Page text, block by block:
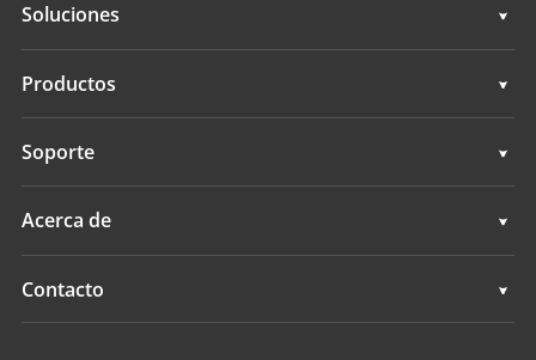
Soluciones
Topografía e ingeniería
Levantamientos hidrográficos
Servicios de posicionamiento
Productos
Topografía e ingeniería
Levantamientos hidrográficos
Soporte
Soporte
Acerca de
Descripción general
Contacto